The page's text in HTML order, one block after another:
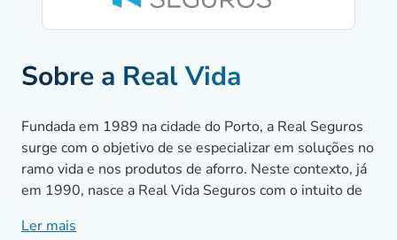
Sobre a Real Vida
Fundada em 1989 na cidade do Porto, a Real Seguros
surge com o objetivo de se especializar em soluções no
ramo vida e nos produtos de aforro. Neste contexto, já
em 1990, nasce a Real Vida Seguros com o intuito de
capitalização.
Ler mais